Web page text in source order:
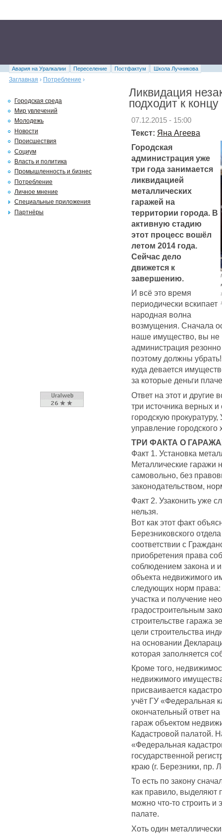
Авария на Уралкалии Переселение Постфактум
Школа Лучникова
Заглавная › Потребление ›
Ликвидация
подходит к концу
07.12.2015 - 15:00
Текст: Яна Агеева
Городская
администрация уже
три года занимается
ликвидацией
металлических
гаражей на
территории города. В
активную стадию
этот процесс вошёл
летом 2014 года.
Сейчас дело
движется к
завершению.
И всё это время
периодически вскипает
народная волна
возмущения. Сначала
наше имущество, вы не
администрация
поэтому должны
куда девается
за которые деньги
Ответ на этот и другие
три источника верных
городскую
управление
ТРИ ФАКТА О
Факт 1. Установка
Металлические гаражи
самовольно, без
законодательством,
Факт 2. Узаконить уже
нельзя.
Вот как этот факт
Березниковского
соответствии с
приобретения права
соблюдением закона и
объекта недвижимого
следующих норм права:
участка и получение
градостроительным
строительстве гаража
цели строительства
на основании
которая заполняется
Кроме того,
недвижимого
присваивается
учёт ГУ «Федеральная
окончательный ответ
гараж объектом
Кадастровой палатой.
«Федеральная
государственной
краю (г. Березники, пр.
То есть по закону
как правило, выделяют
можно что-то строить и
палате.
Хоть один
Городская среда
Мир увлечений
Молодежь
Новости
Происшествия
Социум
Власть и политика
Промышленность и бизнес
Потребление
Личное мнение
Специальные приложения
Партнёры